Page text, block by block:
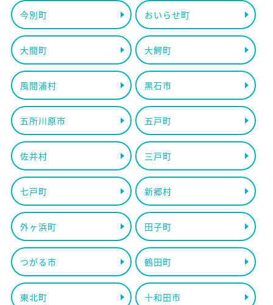
今別町 おいらせ町
大間町 大鰐町
風間浦村 黒石市
五所川原市 五戸町
佐井村 三戸町
七戸町 新郷村
外ヶ浜町 田子町
つがる市 鶴田町
東北町 十和田市